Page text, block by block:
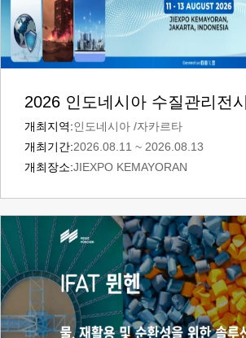
2026 인도네시아 수질관리전
(INDO WATER)
개최지역:인도네시아 /자카르타
개최기간:2026.08.11 ~ 2026.08.13
개최장소:JIEXPO KEMAYORAN